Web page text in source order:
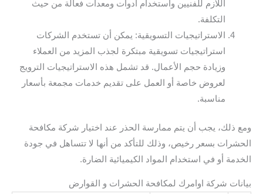
اللازم للفنيين واستخدام أدوات ومعدات فعالة من حيث
التكلفة.
الاستراتيجيات التسويقية: يمكن أن تستخدم الشركات
استراتيجيات تسويقية مبتكرة لجذب المزيد من العملاء
وزيادة حجم الأعمال. قد تشمل هذه الاستراتيجيات الترويج
لعروض خاصة أو العمل على تقديم خدمات مجمعة بأسعار
مناسبة.
ومع ذلك، يجب أن يتم ممارسة الحذر عند اختيار شركة مكافحة
الحشرات بسعر رخيص، وذلك للتأكد من أنها لا تتساهل في جودة
الخدمة أو في استخدام المواد الكيميائية الضارة.
بيانات شركة اوامرك لمكافحة الحشرات و القوارض